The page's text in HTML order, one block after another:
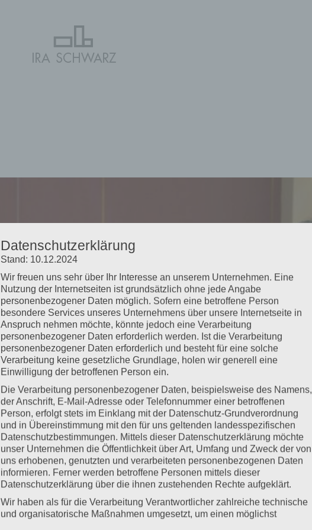
Datenschutzerklärung
Stand: 10.12.2024
Wir freuen uns sehr über Ihr Interesse an unserem Unternehmen. Eine
Nutzung der Internetseiten ist grundsätzlich ohne jede Angabe
personenbezogener Daten möglich. Sofern eine betroffene Person
besondere Services unseres Unternehmens über unsere Internetseite in
Anspruch nehmen möchte, könnte jedoch eine Verarbeitung
personenbezogener Daten erforderlich werden. Ist die Verarbeitung
personenbezogener Daten erforderlich und besteht für eine solche
Verarbeitung keine gesetzliche Grundlage, holen wir generell eine
Einwilligung der betroffenen Person ein.
Die Verarbeitung personenbezogener Daten, beispielsweise des Namens,
der Anschrift, E-Mail-Adresse oder Telefonnummer einer betroffenen
Person, erfolgt stets im Einklang mit der Datenschutz-Grundverordnung
und in Übereinstimmung mit den für uns geltenden landesspezifischen
Datenschutzbestimmungen. Mittels dieser Datenschutzerklärung möchte
unser Unternehmen die Öffentlichkeit über Art, Umfang und Zweck der von
uns erhobenen, genutzten und verarbeiteten personenbezogenen Daten
informieren. Ferner werden betroffene Personen mittels dieser
Datenschutzerklärung über die ihnen zustehenden Rechte aufgeklärt.
Wir haben als für die Verarbeitung Verantwortlicher zahlreiche technische
und organisatorische Maßnahmen umgesetzt, um einen möglichst